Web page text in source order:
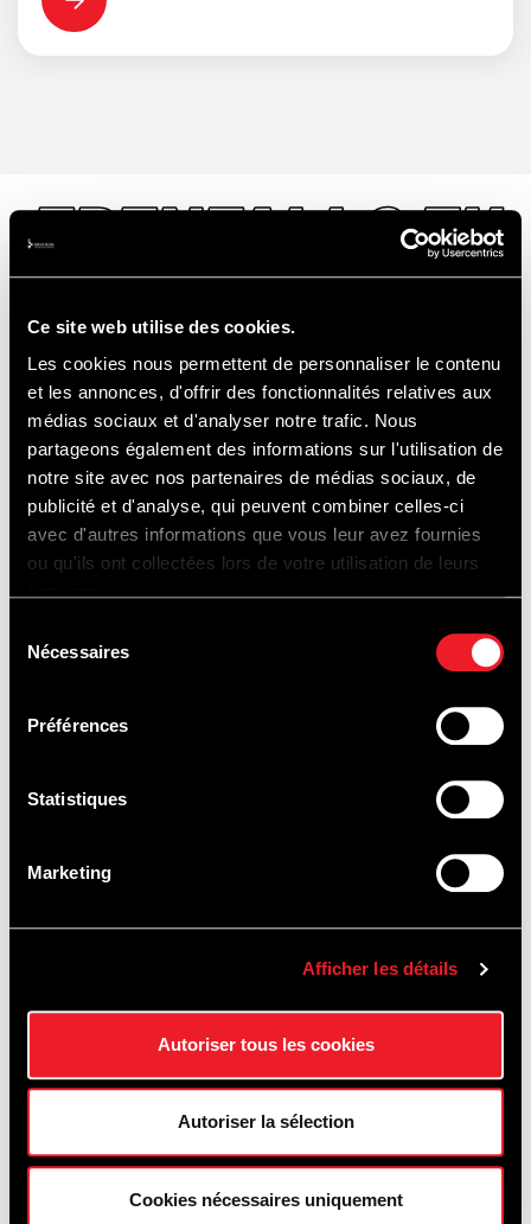
Ce site web utilise des cookies.
Les cookies nous permettent de personnaliser le contenu
et les annonces, d'offrir des fonctionnalités relatives aux
médias sociaux et d'analyser notre trafic. Nous
partageons également des informations sur l'utilisation de
notre site avec nos partenaires de médias sociaux, de
publicité et d'analyse, qui peuvent combiner celles-ci
avec d'autres informations que vous leur avez fournies
ou qu'ils ont collectées lors de votre utilisation de leurs
Nécessaires
Préférences
Statistiques
Marketing
Afficher les détails
Autoriser tous les cookies
Autoriser la sélection
Cookies nécessaires uniquement
EBENFALLS ZU
ENTDECKEN...
JUNGFERNFAHRTEN
AUF DER
RENNSTRECKE
FAHRTRAINING
&
AUTOVERMIETUNG